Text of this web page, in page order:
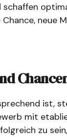
Chance,
ist,
mit
zu